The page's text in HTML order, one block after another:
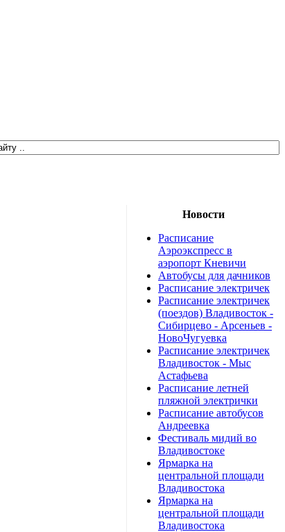
Новости
Расписание
Аэроэкспресс в
аэропорт Кневичи
Автобусы для дачников
Расписание электричек
Расписание электричек
(поездов) Владивосток -
Сибирцево - Арсеньев -
НовоЧугуевка
Расписание электричек
Владивосток - Мыс
Астафьева
Расписание летней
пляжной электрички
Расписание автобусов
Андреевка
Фестиваль мидий во
Владивостоке
Ярмарка на
центральной площади
Владивостока
Ярмарка на
центральной площади
Владивостока